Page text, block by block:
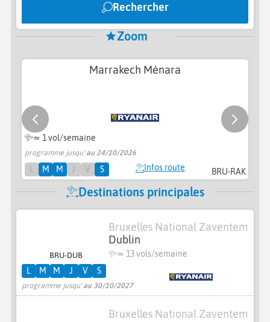
Rechercher
Zoom
BRU-RAK
Marrakech Ménara
≃ 1 vol/semaine
programme jusqu'au 24/10/2026
M M V S Infos route
Destinations principales
BRU-DUB
Bruxelles National Zaventem
Dublin
≃ 13 vols/semaine
programme jusqu'au 30/10/2027
L M M J V S
Bruxelles National Zaventem